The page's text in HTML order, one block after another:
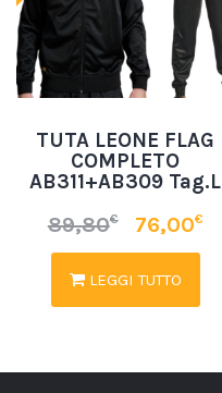
TUTA LEONE FLAG
COMPLETO
AB311+AB309 Tag.L
89,80€ 76,00€
LEGGI TUTTO